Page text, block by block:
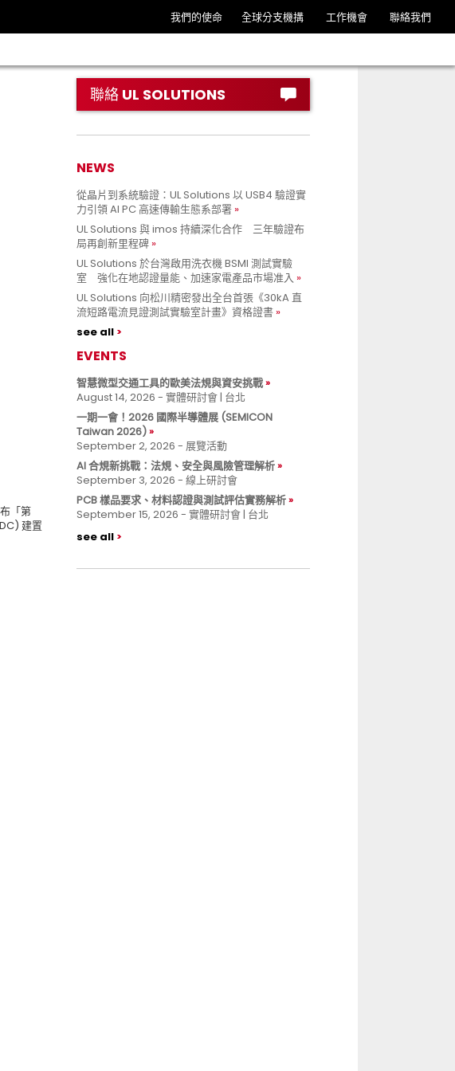
我們的使命 全球分支機搆 工作機會 聯絡我們
「第
建置
聯絡 UL SOLUTIONS
NEWS
從晶片到系統驗證：UL Solutions 以 USB4 驗證實
力引領 AI PC 高速傳輸生態系部署
UL Solutions 與 imos 持續深化合作 三年驗證布
局再創新里程碑
UL Solutions 於台灣啟用洗衣機 BSMI 測試實驗
室 強化在地認證量能、加速家電產品市場准入
UL Solutions 向松川精密發出全台首張《30kA 直
流短路電流見證測試實驗室計畫》資格證書
see all
EVENTS
智慧微型交通工具的歐美法規與資安挑戰
August 14, 2026 - 實體研討會 | 台北
一期一會！2026 國際半導體展 (SEMICON
Taiwan 2026)
September 2, 2026 - 展覽活動
AI 合規新挑戰：法規、安全與風險管理解析
September 3, 2026 - 線上研討會
PCB 樣品要求、材料認證與測試評估實務解析
September 15, 2026 - 實體研討會 | 台北
see all